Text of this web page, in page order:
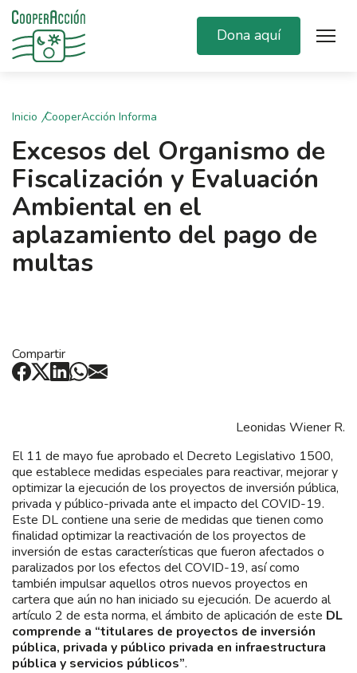
Dona aquí
Inicio CooperAcción Informa
Excesos del Organismo de
Fiscalización y Evaluación
Ambiental en el
aplazamiento del pago de
multas
Compartir
Leonidas Wiener R.
El 11 de mayo fue aprobado el Decreto Legislativo 1500,
que establece medidas especiales para reactivar, mejorar y
optimizar la ejecución de los proyectos de inversión pública,
privada y público-privada ante el impacto del COVID-19.
Este DL contiene una serie de medidas que tienen como
finalidad optimizar la reactivación de los proyectos de
inversión de estas características que fueron afectados o
paralizados por los efectos del COVID-19, así como
también impulsar aquellos otros nuevos proyectos en
cartera que aún no han iniciado su ejecución. De acuerdo al
artículo 2 de esta norma, el ámbito de aplicación de este DL
comprende a “titulares de proyectos de inversión
pública, privada y público privada en infraestructura
pública y servicios públicos”.